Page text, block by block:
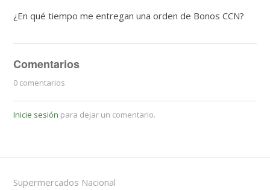
¿En qué tiempo me entregan una orden de Bonos CCN?
Comentarios
0 comentarios
Inicie sesión para dejar un comentario.
Supermercados Nacional